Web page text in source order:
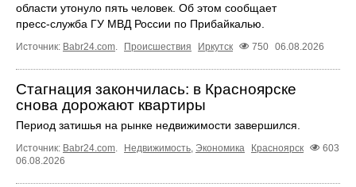
области утонуло пять человек. Об этом сообщает
пресс‑служба ГУ МВД России по Прибайкалью.
Источник: Babr24.com. Происшествия Иркутск 750 06.08.2026
Стагнация закончилась: в Красноярске
снова дорожают квартиры
Период затишья на рынке недвижимости завершился.
Источник: Babr24.com. Недвижимость, Экономика Красноярск
603
06.08.2026